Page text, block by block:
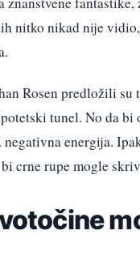
nitko nikad nije
Rosen predložili su
tunel. No da
energija.
crne rupe mogle